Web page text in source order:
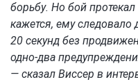
борьбу. Но бой
кажется, ему следовало
20 секунд без
одно-два
— сказал Виссер в